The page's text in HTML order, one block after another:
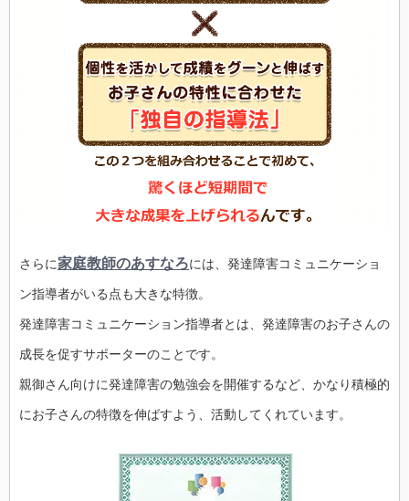
さらに家庭教師のあすなろには、発達障害コミュニケーショ
ン指導者がいる点も大きな特徴。
発達障害コミュニケーション指導者とは、発達障害のお子さんの
成長を促すサポーターのことです。
親御さん向けに発達障害の勉強会を開催するなど、かなり積極的
にお子さんの特徴を伸ばすよう、活動してくれています。